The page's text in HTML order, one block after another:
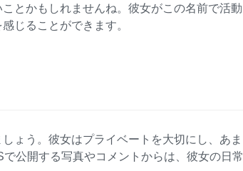
とかもしれませんね。彼女がこの名前で活動
じることができます。
ょう。彼女はプライベートを大切にし、あま
公開する写真やコメントからは、彼女の日常